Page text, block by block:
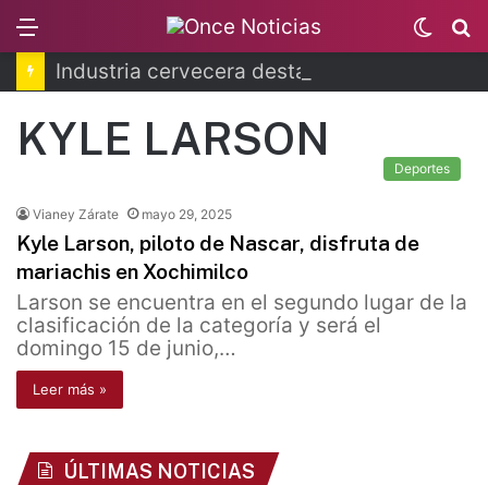
Switch
skin
KYLE LARSON
Deportes
Vianey Zárate mayo 29, 2025
Kyle Larson, piloto de Nascar, disfruta de
mariachis en Xochimilco
Larson se encuentra en el segundo lugar de la
clasificación de la categoría y será el
domingo 15 de junio,…
Leer más »
ÚLTIMAS NOTICIAS